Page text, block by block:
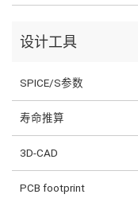
设计工具
SPICE/S参数
寿命推算
3D-CAD
PCB footprint